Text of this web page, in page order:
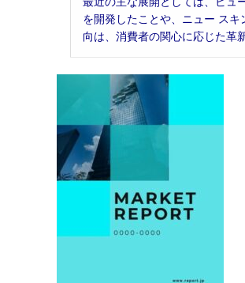
を開発したことや、ニュー ス
向は、消費者の関心に応じた革